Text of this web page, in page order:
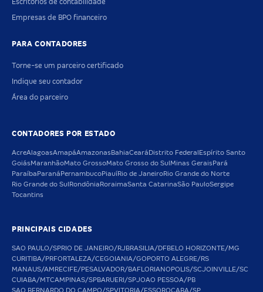
Escritórios de contabilidade
Empresas de BPO financeiro
PARA CONTADORES
Torne-se um parceiro certificado
Indique seu contador
Área do parceiro
CONTADORES POR ESTADO
AcreAlagoasAmapáAmazonas BahiaCeará Distrito Federal Espírito Santo
GoiásMaranhãoMato GrossoMato Grosso do Sul Minas Gerais Pará
Paraíba Paraná PernambucoPiauíRio de JaneiroRio Grande do Norte
Rio Grande do Sul Rondônia RoraimaSanta CatarinaSão PauloSergipe
Tocantins
PRINCIPAIS CIDADES
SAO PAULO/SPRIO DE JANEIRO/RJBRASILIA/DFBELO HORIZONTE/MG
CURITIBA/PRFORTALEZA/CEGOIANIA/GOPORTO ALEGRE/RS
MANAUS/AMRECIFE/PESALVADOR/BAFLORIANOPOLIS/SCJOINVILLE/SC
CUIABA/MTCAMPINAS/SPBARUERI/SPJOAO PESSOA/PB
SAO BERNARDO DO CAMPO/SPVITORIA/ESSOROCABA/SP